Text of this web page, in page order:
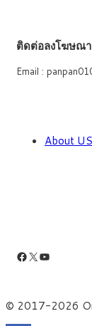
ติดต่อลงโฆษณา
Email :
About US
Facebook
X YouTube
© 2017-2026